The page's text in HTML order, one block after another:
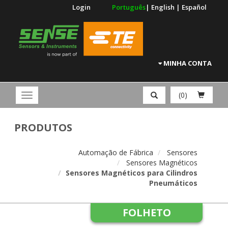
Português| English | Español
Login
MINHA CONTA
(0)
PRODUTOS
Automação de Fábrica
Sensores
Sensores Magnéticos
Sensores Magnéticos para Cilindros
Pneumáticos
FOLHETO